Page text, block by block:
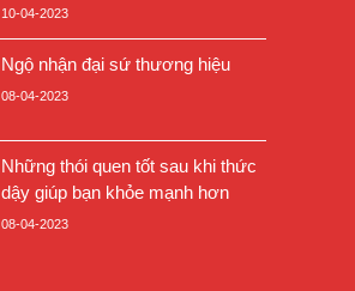
10-04-2023
Ngộ nhận đại sứ thương hiệu
08-04-2023
Những thói quen tốt sau khi thức
dậy giúp bạn khỏe mạnh hơn
08-04-2023